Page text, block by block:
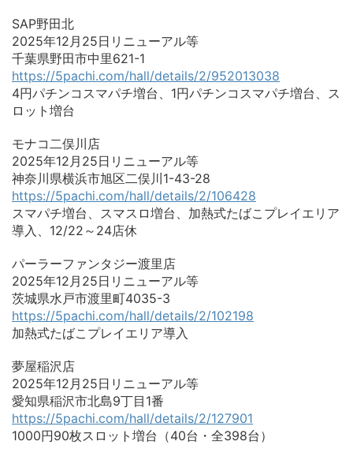
SAP野田北
2025年12月25日リニューアル等
千葉県野田市中里621-1
https://5pachi.com/hall/details/2/952013038
4円パチンコスマパチ増台、1円パチンコスマパチ増台、ス
ロット増台
モナコ二俣川店
2025年12月25日リニューアル等
神奈川県横浜市旭区二俣川1-43-28
https://5pachi.com/hall/details/2/106428
スマパチ増台、スマスロ増台、加熱式たばこプレイエリア
導入、12/22～24店休
パーラーファンタジー渡里店
2025年12月25日リニューアル等
茨城県水戸市渡里町4035-3
https://5pachi.com/hall/details/2/102198
加熱式たばこプレイエリア導入
夢屋稲沢店
2025年12月25日リニューアル等
愛知県稲沢市北島9丁目1番
https://5pachi.com/hall/details/2/127901
1000円90枚スロット増台（40台・全398台）